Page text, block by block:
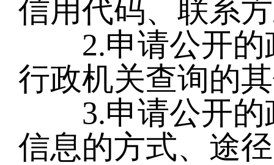
信用代码、联系
2.申请公开的
行政机关查询的
3.申请公开的
信息的方式、途